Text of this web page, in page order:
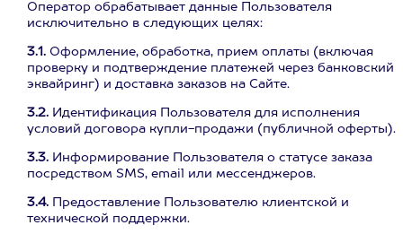
Оператор обрабатывает данные Пользователя
исключительно в следующих целях:
3.1. Оформление, обработка, прием оплаты (включая
проверку и подтверждение платежей через банковский
эквайринг) и доставка заказов на Сайте.
3.2. Идентификация Пользователя для исполнения
условий договора купли-продажи (публичной оферты).
3.3. Информирование Пользователя о статусе заказа
посредством SMS, email или мессенджеров.
3.4. Предоставление Пользователю клиентской и
технической поддержки.